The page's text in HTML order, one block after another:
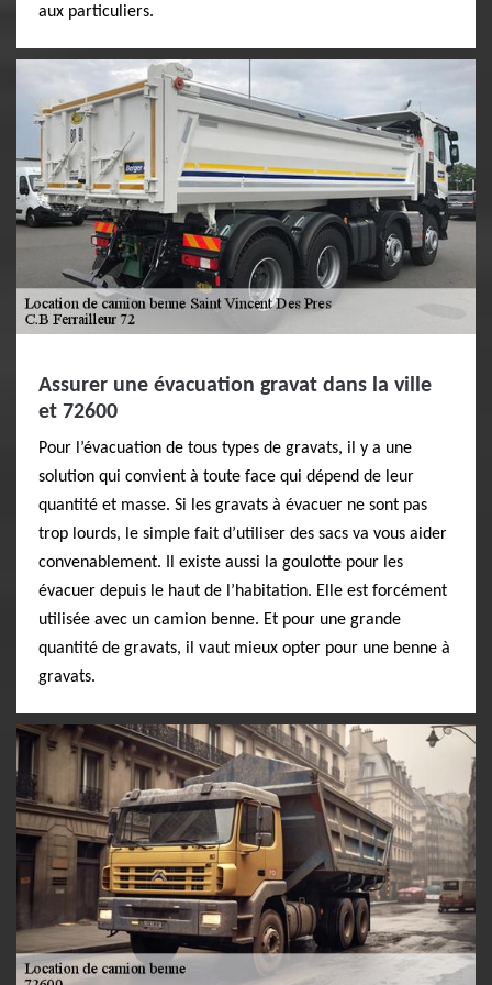
aux particuliers.
Assurer une évacuation gravat dans la ville
et 72600
Pour l’évacuation de tous types de gravats, il y a une
solution qui convient à toute face qui dépend de leur
quantité et masse. Si les gravats à évacuer ne sont pas
trop lourds, le simple fait d’utiliser des sacs va vous aider
convenablement. Il existe aussi la goulotte pour les
évacuer depuis le haut de l’habitation. Elle est forcément
utilisée avec un camion benne. Et pour une grande
quantité de gravats, il vaut mieux opter pour une benne à
gravats.